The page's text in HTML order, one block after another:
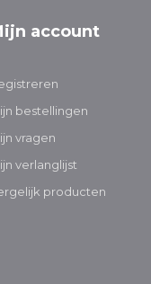
account
bestellingen
vragen
verlanglijst
producten